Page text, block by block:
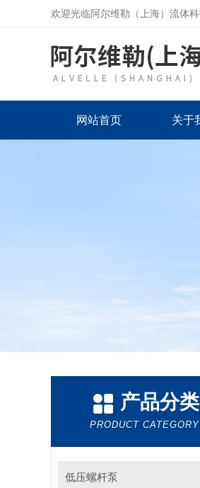
欢迎光临阿尔维勒（上海）流体
网站首页 关于
产品分类
PRODUCT CATEGORY
低压螺杆泵